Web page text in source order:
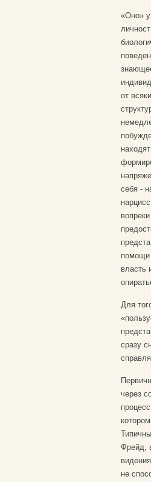
«Оно»
от
себя -
помощи
власть
Для
сразу
через
Фрейд,
не